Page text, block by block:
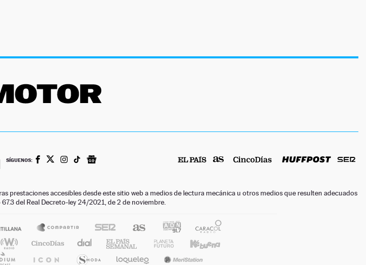
SÍGUENOS:
prestaciones accesibles desde este sitio web a medios de lectura mecánica u otros medios que resulten adecuados
del Real Decreto-ley 24/2021, de 2 de noviembre.